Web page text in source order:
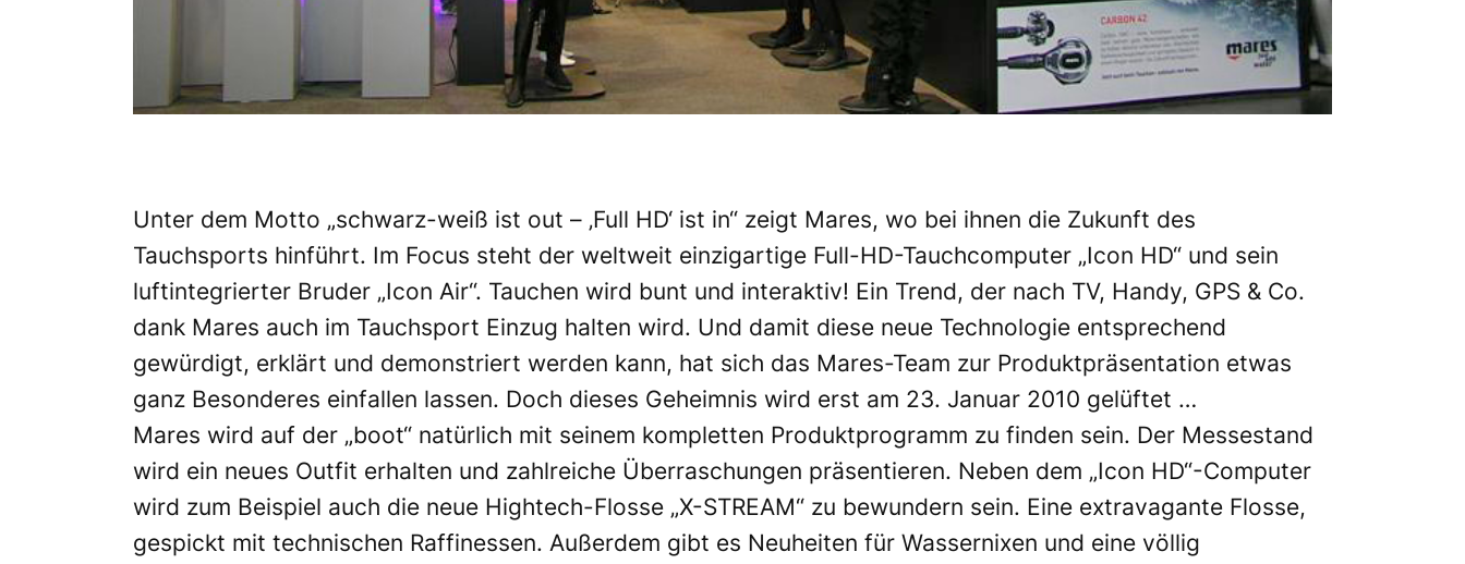
Unter dem Motto „schwarz-weiß ist out – ‚Full HD‘ ist in“ zeigt Mares, wo bei ihnen die Zukunft des
Tauchsports hinführt. Im Focus steht der weltweit einzigartige Full-HD-Tauchcomputer „Icon HD“ und sein
luftintegrierter Bruder „Icon Air“. Tauchen wird bunt und interaktiv! Ein Trend, der nach TV, Handy, GPS & Co.
dank Mares auch im Tauchsport Einzug halten wird. Und damit diese neue Technologie entsprechend
gewürdigt, erklärt und demonstriert werden kann, hat sich das Mares-Team zur Produktpräsentation etwas
ganz Besonderes einfallen lassen. Doch dieses Geheimnis wird erst am 23. Januar 2010 gelüftet …
Mares wird auf der „boot“ natürlich mit seinem kompletten Produktprogramm zu finden sein. Der Messestand
wird ein neues Outfit erhalten und zahlreiche Überraschungen präsentieren. Neben dem „Icon HD“-Computer
wird zum Beispiel auch die neue Hightech-Flosse „X-STREAM“ zu bewundern sein. Eine extravagante Flosse,
gespickt mit technischen Raffinessen. Außerdem gibt es Neuheiten für Wassernixen und eine völlig